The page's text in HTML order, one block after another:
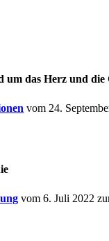
das Herz und die
vom 24.
vom 6. Juli 2022